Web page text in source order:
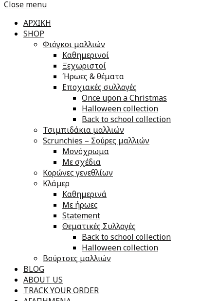
Close menu
ΑΡΧΙΚΗ
SHOP
Φιόγκοι μαλλιών
Καθημερινοί
Ξεχωριστοί
Ήρωες & θέματα
Εποχιακές συλλογές
Once upon a Christmas
Halloween collection
Back to school collection
Τσιμπιδάκια μαλλιών
Scrunchies – Σούρες μαλλιών
Μονόχρωμα
Με σχέδια
Κορώνες γενεθλίων
Κλάμερ
Καθημερινά
Με ήρωες
Statement
Θεματικές Συλλογές
Back to school collection
Halloween collection
Βούρτσες μαλλιών
BLOG
ABOUT US
TRACK YOUR ORDER